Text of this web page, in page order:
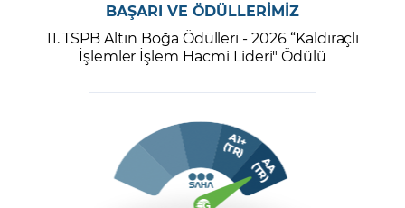
BAŞARI VE ÖDÜLLERİMİZ
11. TSPB Altın Boğa Ödülleri - 2026 “Kaldıraçlı
İşlemler İşlem Hacmi Lideri" Ödülü